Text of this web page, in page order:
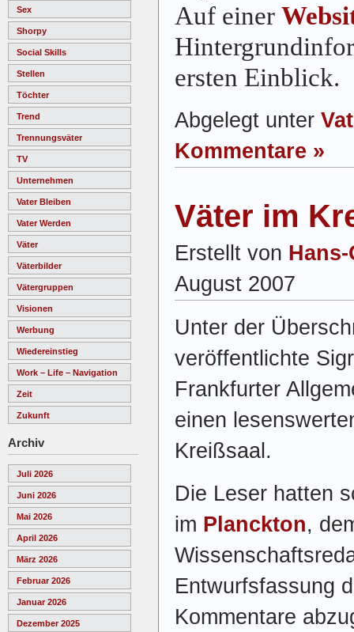
Sex
Shorpy
Social Skills
Stellen
Töchter
Trend
Trennungsväter
TV
Unternehmen
Vater Bleiben
Vater Werden
Väter
Väterbilder
Vätergruppen
Visionen
Werbung
Wiedereinstieg
Work – Life – Navigation
Zeit
Zukunft
Archiv
Juli 2026
Juni 2026
Mai 2026
April 2026
März 2026
Februar 2026
Januar 2026
Dezember 2025
Auf einer
ersten Einblick.
Abgelegt unter
Kommentare »
Väter im
Erstellt von
August 2007
Unter der
veröffentlichte
Frankfurter
einen
Kreißsaal.
Die Leser hatten
im Planckton,
Entwurfsfassung
Kommentare